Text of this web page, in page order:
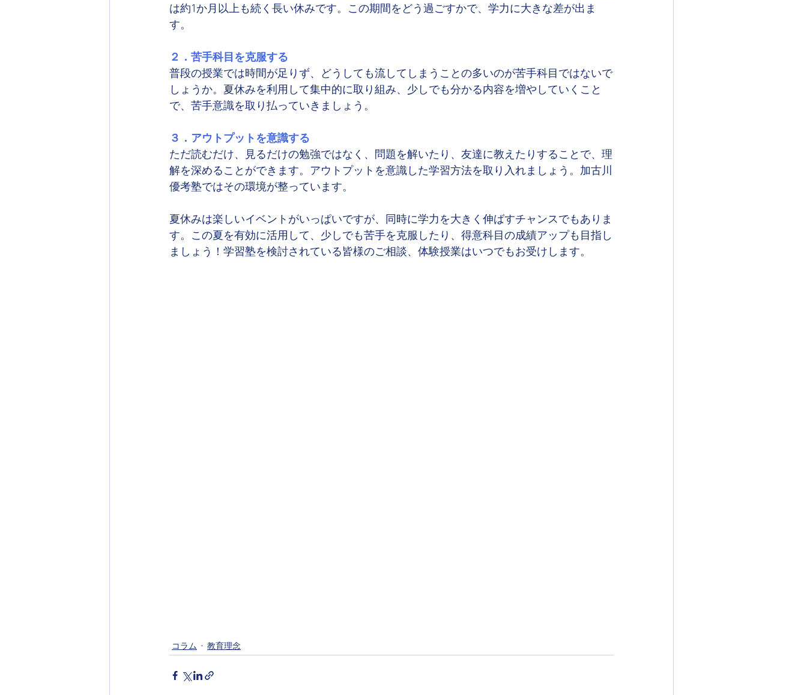
は約1か月以上も続く長い休みです。この期間をどう過ごすかで、学力に大きな差が出ま
す。
２．苦手科目を克服する
普段の授業では時間が足りず、どうしても流してしまうことの多いのが苦手科目ではないで
しょうか。夏休みを利用して集中的に取り組み、少しでも分かる内容を増やしていくこと
で、苦手意識を取り払っていきましょう。
３．アウトプットを意識する
ただ読むだけ、見るだけの勉強ではなく、問題を解いたり、友達に教えたりすることで、理
解を深めることができます。アウトプットを意識した学習方法を取り入れましょう。加古川
優考塾ではその環境が整っています。
夏休みは楽しいイベントがいっぱいですが、同時に学力を大きく伸ばすチャンスでもありま
す。この夏を有効に活用して、少しでも苦手を克服したり、得意科目の成績アップも目指し
ましょう！学習塾を検討されている皆様のご相談、体験授業はいつでもお受けします。
コラム 教育理念